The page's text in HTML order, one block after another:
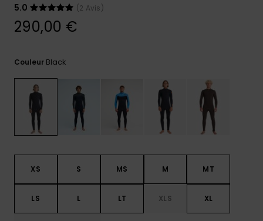
conversation
fréquentes
formulaire
contact.
Consulter
la FAQ
5.0
(2 Avis)
290,00 €
Couleur Black
XS S MS M MT
LS L LT XLS XL